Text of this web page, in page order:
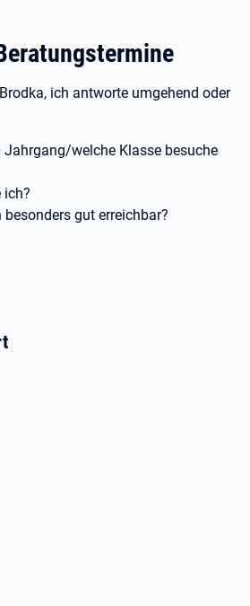
ich antworte umgehend oder
Jahrgang/welche Klasse besuche
ich?
gut erreichbar?